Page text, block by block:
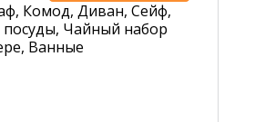
Комод, Диван, Сейф,
Чайный набор
Ванные